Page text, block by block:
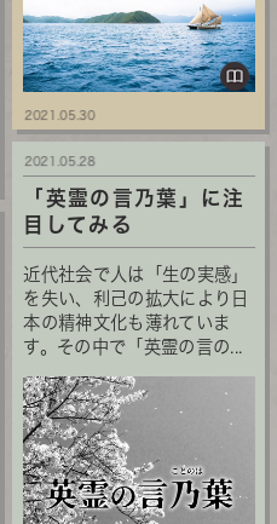
2021.05.30
「英霊の言乃葉」に注
目してみる
近代社会で人は「生の実感」
を失い、利己の拡大により日
本の精神文化も薄れていま
す。その中で「英霊の言の...
2021.05.28